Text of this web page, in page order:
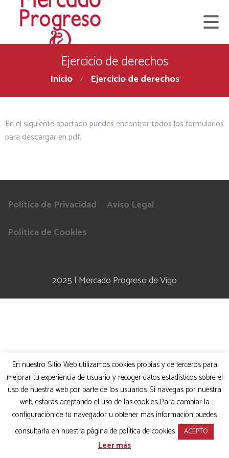
Ejercicio de derechos
Inicio Ejercicio de derechos
En el siguiente apartado puedes encontrar todos los formularios
para descargar en pdf.
Política de Privacidad
Aviso Legal
Política de Cookies
2025 | Mercado Progreso de Vigo
En nuestro Sitio Web utilizamos cookies propias y de terceros para
mejorar tu experiencia de usuario y recoger datos estadísticos sobre el
uso de nuestra web por parte de los usuarios. Si navegas por nuestra
web, estarás aceptando el uso de las cookies. Para cambiar la
configuración de tu navegador u obtener más información puedes
consultarla en nuestra página de política de cookies.
ACEPTO
Leer más